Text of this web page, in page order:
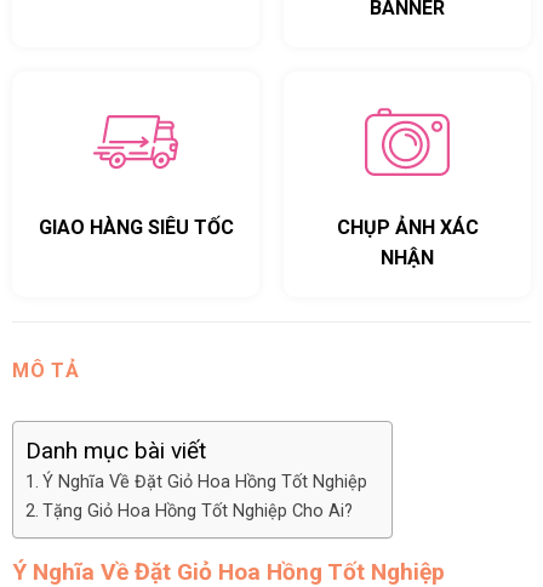
BANNER
GIAO HÀNG SIÊU TỐC
CHỤP ẢNH XÁC
NHẬN
MÔ TẢ
Danh mục bài viết
Ý Nghĩa Về Đặt Giỏ Hoa Hồng Tốt Nghiệp
Tặng Giỏ Hoa Hồng Tốt Nghiệp Cho Ai?
Ý Nghĩa Về Đặt Giỏ Hoa Hồng Tốt Nghiệp